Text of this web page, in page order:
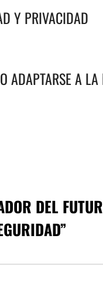
Y PRIVACIDAD
ADAPTARSE A
DEL
”